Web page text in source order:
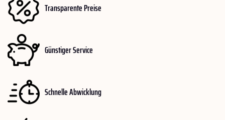
Transparente Preise
Günstiger Service
Schnelle Abwicklung